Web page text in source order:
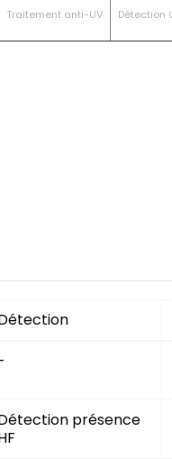
Traitement anti-UV Détection
présence